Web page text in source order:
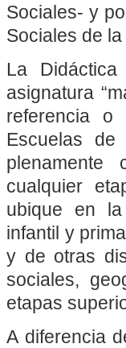
Sociales- y
Sociales de
La
asignatura
referencia o
Escuelas
plenamente
cualquier
ubique en la
infantil y
y de otras
sociales,
etapas
A diferencia